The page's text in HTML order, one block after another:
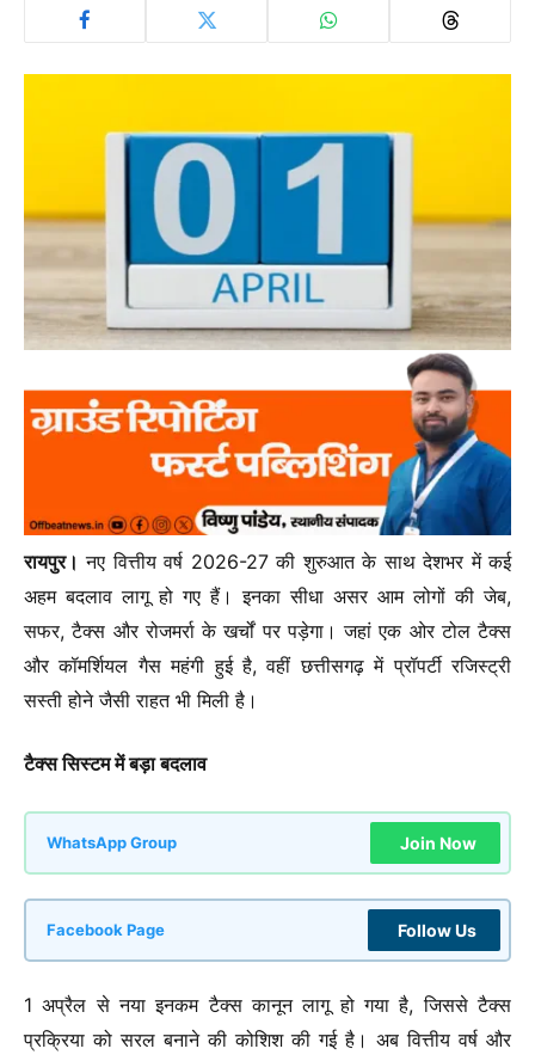
रायपुर। नए वित्तीय वर्ष 2026-27 की शुरुआत के साथ देशभर में कई
अहम बदलाव लागू हो गए हैं। इनका सीधा असर आम लोगों की जेब,
सफर, टैक्स और रोजमर्रा के खर्चों पर पड़ेगा। जहां एक ओर टोल टैक्स
और कॉमर्शियल गैस महंगी हुई है, वहीं छत्तीसगढ़ में प्रॉपर्टी रजिस्ट्री
सस्ती होने जैसी राहत भी मिली है।
टैक्स सिस्टम में बड़ा बदलाव
WhatsApp Group Join Now
Facebook Page Follow Us
1 अप्रैल से नया इनकम टैक्स कानून लागू हो गया है, जिससे टैक्स
प्रक्रिया को सरल बनाने की कोशिश की गई है। अब वित्तीय वर्ष और